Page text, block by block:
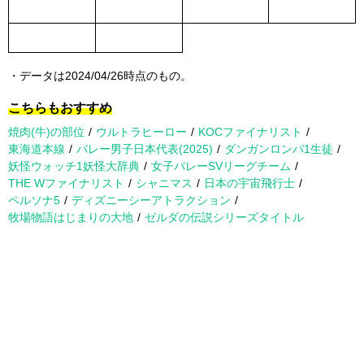
・データは2024/04/26時点のもの。
こちらもおすすめ
焼肉(牛)の部位 ウルトラヒーロー
KOCファイナリスト
東海道本線
バレー男子日本代表(2025)
ダンガンロンパ1生徒
妖怪ウォッチ1妖怪大辞典
女子バレーSVリーグチーム
THE Wファイナリスト
シャニマス
日本の宇宙飛行士
ペルソナ5
ディズニーシーアトラクション
牧場物語はじまりの大地
ゼルダの伝説シリーズタイトル